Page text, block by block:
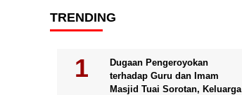
TRENDING
Dugaan Pengeroyokan
terhadap Guru dan Imam
Masjid Tuai Sorotan, Keluarga